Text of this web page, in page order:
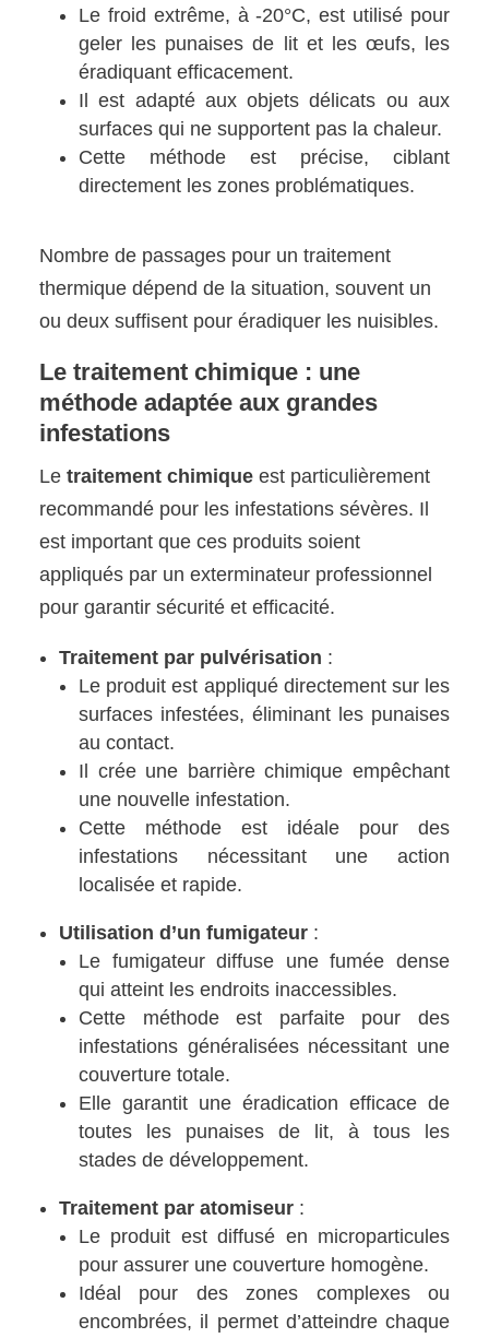
Le froid extrême, à -20°C, est utilisé pour
geler les punaises de lit et les œufs, les
éradiquant efficacement.
Il est adapté aux objets délicats ou aux
surfaces qui ne supportent pas la chaleur.
Cette méthode est précise, ciblant
directement les zones problématiques.
Nombre de passages pour un traitement
thermique dépend de la situation, souvent un
ou deux suffisent pour éradiquer les nuisibles.
Le traitement chimique : une
méthode adaptée aux grandes
infestations
Letraitement chimique est particulièrement
recommandé pour les infestations sévères. Il
est important que ces produits soient
appliqués par un exterminateur professionnel
pour garantir sécurité et efficacité.
Traitement par pulvérisation :
Le produit est appliqué directement sur les
surfaces infestées, éliminant les punaises
au contact.
Il crée une barrière chimique empêchant
une nouvelle infestation.
Cette méthode est idéale pour des
infestations nécessitant une action
localisée et rapide.
Utilisation d’un fumigateur :
Le fumigateur diffuse une fumée dense
qui atteint les endroits inaccessibles.
Cette méthode est parfaite pour des
infestations généralisées nécessitant une
couverture totale.
Elle garantit une éradication efficace de
toutes les punaises de lit, à tous les
stades de développement.
Traitement par atomiseur :
Le produit est diffusé en microparticules
pour assurer une couverture homogène.
Idéal pour des zones complexes ou
encombrées, il permet d’atteindre chaque